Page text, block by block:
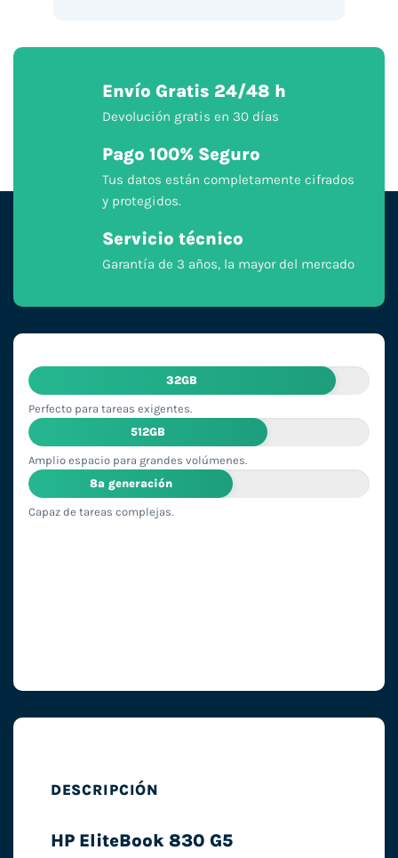
Envío Gratis 24/48 h
Devolución gratis en 30 días
Pago 100% Seguro
Tus datos están completamente cifrados
y protegidos.
Servicio técnico
Garantía de 3 años, la mayor del mercado
32GB
Perfecto para tareas exigentes.
512GB
Amplio espacio para grandes volúmenes.
8ª generación
Capaz de tareas complejas.
DESCRIPCIÓN
HP EliteBook 830 G5